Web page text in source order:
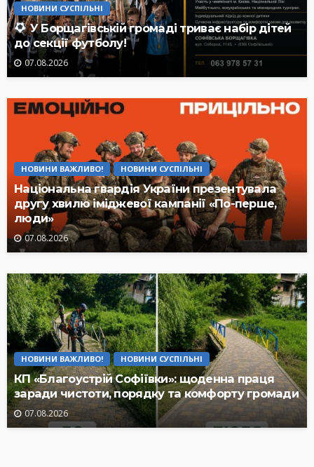
НОВИНИ СУСПІЛЬНІ
У Борщагівській громаді триває набір дітей
до секції футболу!
07.08.2026
НОВИНИ ВАЖЛИВО! НОВИНИ СУСПІЛЬНІ
Національна гвардія України презентувала
другу хвилю іміджевої кампанії «По-перше,
люди»
07.08.2026
НОВИНИ ВАЖЛИВО! НОВИНИ СУСПІЛЬНІ
КП «Благоустрій Софіївки»: щоденна праця
заради чистоти, порядку та комфорту громади
07.08.2026